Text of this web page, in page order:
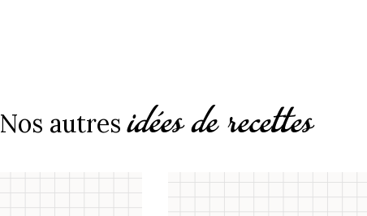
Nos autresidées de recettes